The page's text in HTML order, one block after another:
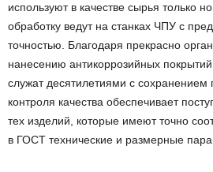
используют в качестве сырья только
обработку ведут на станках ЧПУ с
точностью. Благодаря прекрасно
нанесению антикоррозийных
служат десятилетиями с сохранением
контроля качества обеспечивает
тех изделий, которые имеют точно
в ГОСТ технические и размерные